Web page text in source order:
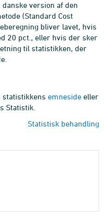
version af den
(Standard Cost
bliver lavet, hvis
20 pct., eller hvis der sker
til statistikken, der
statistikkens emneside eller
Statistik.
Statistisk behandling